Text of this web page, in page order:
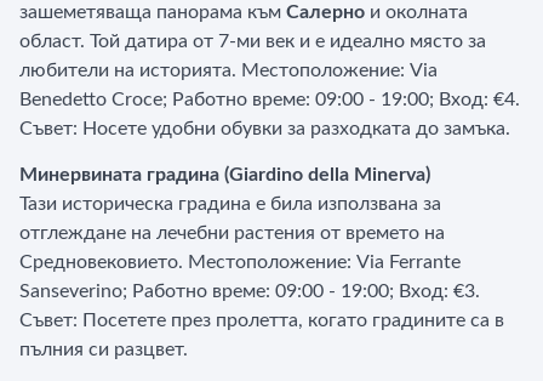
зашеметяваща панорама към Салерно и околната
област. Той датира от 7-ми век и е идеално място за
любители на историята. Местоположение: Via
Benedetto Croce; Работно време: 09:00 - 19:00; Вход: €4.
Съвет: Носете удобни обувки за разходката до замъка.
Минервината градина (Giardino della Minerva)
Тази историческа градина е била използвана за
отглеждане на лечебни растения от времето на
Средновековието. Местоположение: Via Ferrante
Sanseverino; Работно време: 09:00 - 19:00; Вход: €3.
Съвет: Посетете през пролетта, когато градините са в
пълния си разцвет.